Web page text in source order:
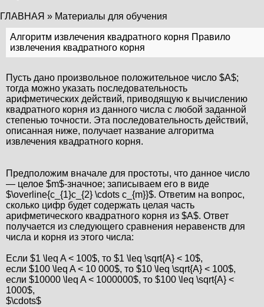
ГЛАВНАЯ » Материалы для обучения
Алгоритм извлечения квадратного корня Правило
извлечения квадратного корня
Пусть дано произвольное положительное число $A$;
тогда можно указать последовательность
арифметических действий, приводящую к вычислению
квадратного корня из данного числа с любой заданной
степенью точности. Эта последовательность действий,
описанная ниже, получает название алгоритма
извлечения квадратного корня.
Предположим вначале для простоты, что данное число
— целое $m$-значное; записываем его в виде
$\overline{c_{1}c_{2} \cdots c_{m}}$. Ответим на вопрос,
сколько цифр будет содержать целая часть
арифметического квадратного корня из $A$. Ответ
получается из следующего сравнения неравенств для
числа и корня из этого числа:
Если $1 \leq A < 100$, то $1 \leq \sqrt{A} < 10$,
если $100 \leq A < 10 000$, то $10 \leq \sqrt{A} < 100$,
если $10000 \leq A < 1000000$, то $100 \leq \sqrt{A} <
1000$,
$\cdots$